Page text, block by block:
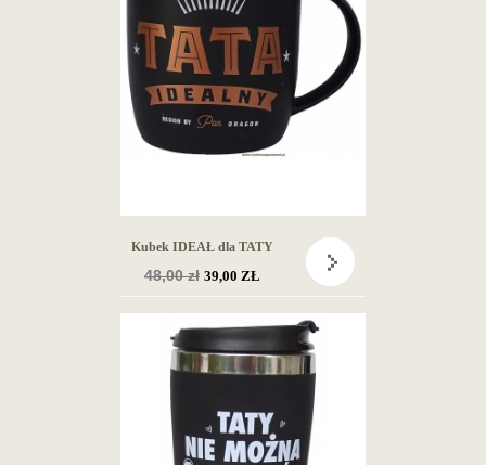
Kubek IDEAŁ dla TATY
Cena
48,00 zł 39,00 ZŁ